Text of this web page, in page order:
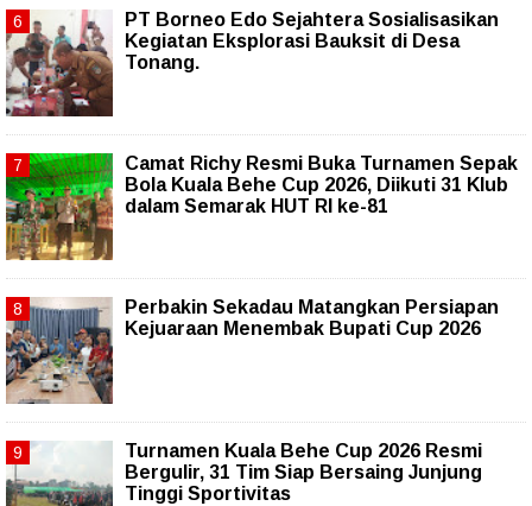
PT Borneo Edo Sejahtera Sosialisasikan
Kegiatan Eksplorasi Bauksit di Desa
Tonang.
Camat Richy Resmi Buka Turnamen Sepak
Bola Kuala Behe Cup 2026, Diikuti 31 Klub
dalam Semarak HUT RI ke-81
Perbakin Sekadau Matangkan Persiapan
Kejuaraan Menembak Bupati Cup 2026
Turnamen Kuala Behe Cup 2026 Resmi
Bergulir, 31 Tim Siap Bersaing Junjung
Tinggi Sportivitas